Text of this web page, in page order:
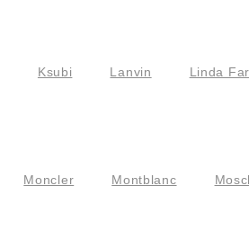
Ksubi Lanvin Linda
Moncler Montblanc